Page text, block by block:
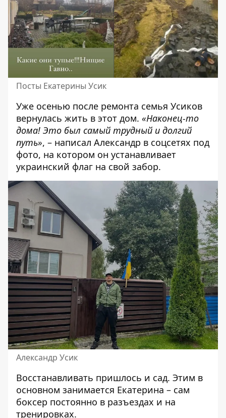
Посты Екатерины Усик
Уже осенью после ремонта семья Усиков
вернулась жить в этот дом. «Наконец-то
дома! Это был самый трудный и долгий
путь», – написал Александр в соцсетях под
фото, на котором он устанавливает
украинский флаг на свой забор.
Александр Усик
Восстанавливать пришлось и сад. Этим в
основном занимается Екатерина – сам
боксер постоянно в разъездах и на
тренировках.